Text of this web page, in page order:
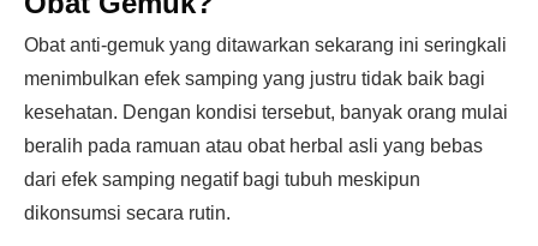
Obat anti-gemuk yang ditawarkan sekarang ini seringkali
menimbulkan efek samping yang justru tidak baik bagi
kesehatan. Dengan kondisi tersebut, banyak orang mulai
beralih pada ramuan atau obat herbal asli yang bebas
dari efek samping negatif bagi tubuh meskipun
dikonsumsi secara rutin.